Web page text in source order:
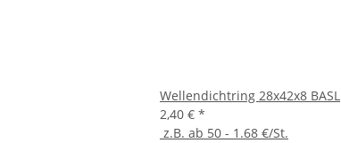
Wellendichtring 28x42x8 BASL
2,40 € *
z.B. ab 50 - 1.68 €/St.